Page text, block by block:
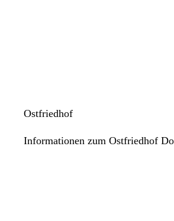
Ostfriedhof
Informationen zum Ostfriedhof